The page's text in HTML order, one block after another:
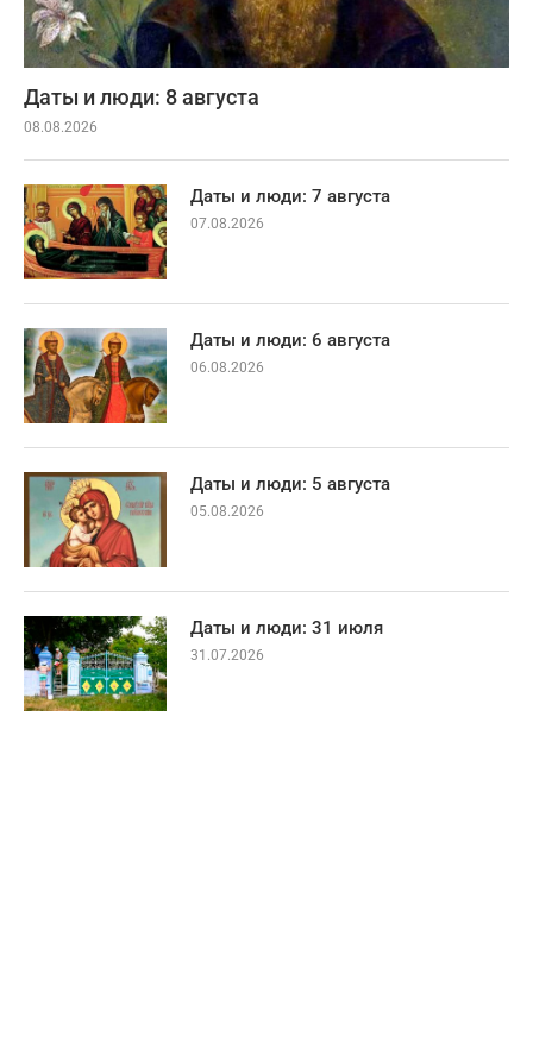
Даты и люди: 8 августа
08.08.2026
Даты и люди: 7 августа
07.08.2026
Даты и люди: 6 августа
06.08.2026
Даты и люди: 5 августа
05.08.2026
Даты и люди: 31 июля
31.07.2026